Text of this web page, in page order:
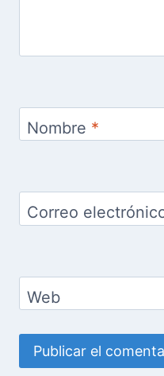
Nombre *
Correo
Web